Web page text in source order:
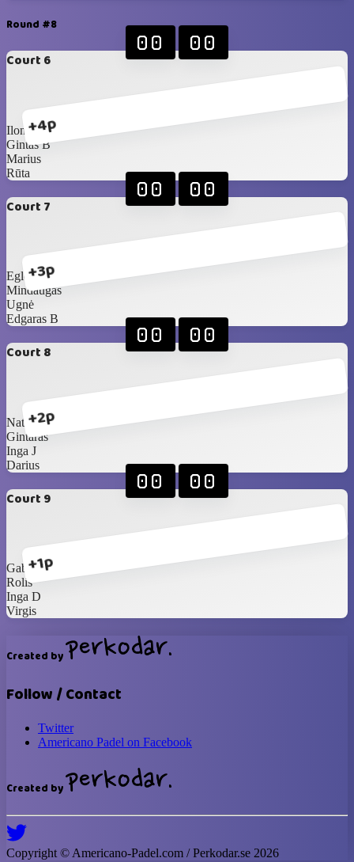
Round #8
Court 6
+4p
00 00
Ilona
Gintas B
Marius
Rūta
Court 7
+3p
00 00
Eglė
Mindaugas
Ugnė
Edgaras B
Court 8
+2p
00 00
Natalija
Gintaras
Inga J
Darius
Court 9
+1p
00 00
Gabrielė
Rolis
Inga D
Virgis
Created by
Follow / Contact
Twitter
Americano Padel on Facebook
Created by
Copyright © Americano-Padel.com / Perkodar.se 2026